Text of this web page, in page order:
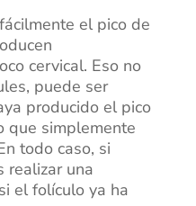
el pico de
cervical. Eso no
puede ser
producido el pico
que simplemente
todo caso, si
realizar una
el folículo ya ha